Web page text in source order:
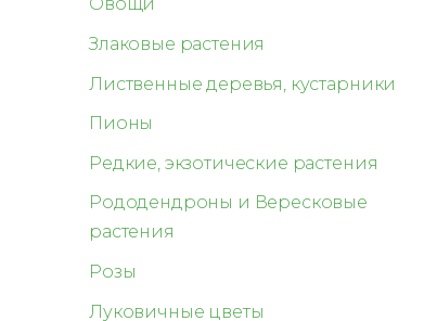
Овощи
Злаковые растения
Лиственные деревья, кустарники
Пионы
Редкие, экзотические растения
Рододендроны и Вересковые
растения
Розы
Луковичные цветы